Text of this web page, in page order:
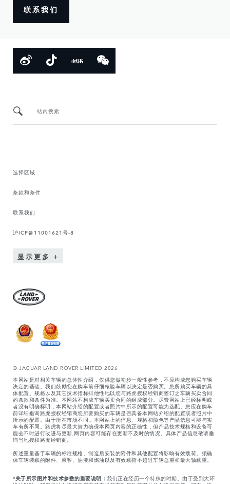
联系我们
站内搜索
选择区域
条款和条件
联系我们
沪ICP备11001621号-8
显示更多
© JAGUAR LAND ROVER LIMITED 2026
本网站是对相关车辆的总体性介绍，仅供您做初步一般性参考，不应构成您购买车辆
决定的基础。我们鼓励您在购车前仔细核验车辆以决定是否购买。您所购买车辆的具
体配置、规格以及其它技术指标排他性地以您与路虎授权经销商签订之车辆买卖合同
的条款和条件为准。本网站不构成车辆买卖合同的组成部分。尽管网站上已经标明或
者没有明确标明，本网站介绍的配置或者照片中所示的配置可能为选配。您应在购车
前详细垂询路虎授权经销商您所要购买的车辆是否具备本网站介绍的配置或者照片中
所示的配置。由于所在市场不同，本网站上的信息、规格和颜色等产品信息可能与实
车有所不同。路虎将尽最大努力确保本网页内容的正确性，但产品技术规格和设备可
能会不时进行改进与更新,网页内容可能存在更新不及时的情况。具体产品信息敬请垂
询当地授权路虎经销商。
所述重量基于车辆的标准规格。制造后安装的附件和其他配置将影响有效载荷。须确
保车辆装载的附件、乘客、油液和燃油以及有效载荷不超过车辆总重和最大轴载重。
*关于所示图片和技术参数的重要说明： 我们正在经历一个特殊的时期。由于受到大环